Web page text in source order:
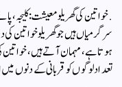
. خواتین کی گھریلو معیشت:کلیجہ،
سرگرمیاں ہیں جو گھریلو خواتین کی
ہوتا ہے، مہمان آتے ہیں، خواتین
تعداد لوگوں کو قربانی کے دنوں